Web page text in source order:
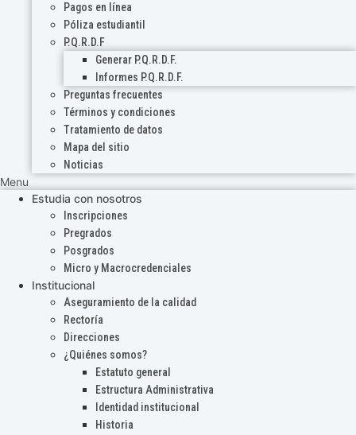
Pagos en línea
Póliza estudiantil
P.Q.R.D.F
Generar P.Q.R.D.F.
Informes P.Q.R.D.F.
Preguntas frecuentes
Términos y condiciones
Tratamiento de datos
Mapa del sitio
Noticias
Menu
Estudia con nosotros
Inscripciones
Pregrados
Posgrados
Micro y Macrocredenciales
Institucional
Aseguramiento de la calidad
Rectoría
Direcciones
¿Quiénes somos?
Estatuto general
Estructura Administrativa
Identidad institucional
Historia